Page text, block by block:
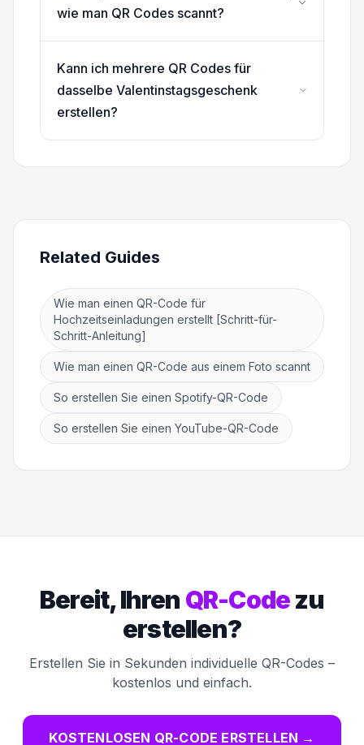
wie man QR Codes scannt?
Kann ich mehrere QR Codes für
dasselbe Valentinstagsgeschenk
erstellen?
Related Guides
Wie man einen QR-Code für
Hochzeitseinladungen erstellt [Schritt-für-
Schritt-Anleitung]
Wie man einen QR-Code aus einem Foto scannt
So erstellen Sie einen Spotify-QR-Code
So erstellen Sie einen YouTube-QR-Code
Bereit, Ihren QR-Codezu
erstellen?
Erstellen Sie in Sekunden individuelle QR-Codes –
kostenlos und einfach.
KOSTENLOSEN QR-CODE ERSTELLEN →